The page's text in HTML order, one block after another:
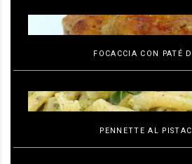
FOCACCIA CON PATÉ
PENNETTE AL